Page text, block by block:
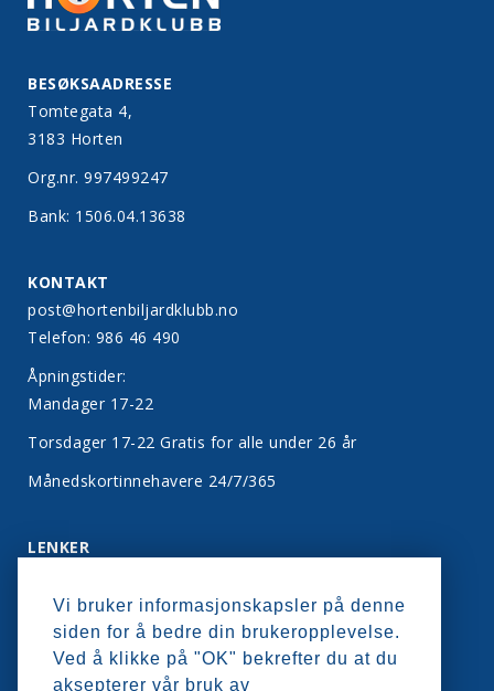
Vi bruker informasjonskapsler på denne
siden for å bedre din brukeropplevelse.
Ved å klikke på "OK" bekrefter du at du
aksepterer vår bruk av
BESØKSAADRESSE
Tomtegata 4,
3183 Horten
Org.nr. 997499247
Bank: 1506.04.13638
KONTAKT
post@hortenbiljardklubb.no
Telefon: 986 46 490
Åpningstider:
Mandager 17-22
Torsdager 17-22 Gratis for alle under 26 år
Månedskortinnehavere 24/7/365
LENKER
Kontakt oss
Personvern